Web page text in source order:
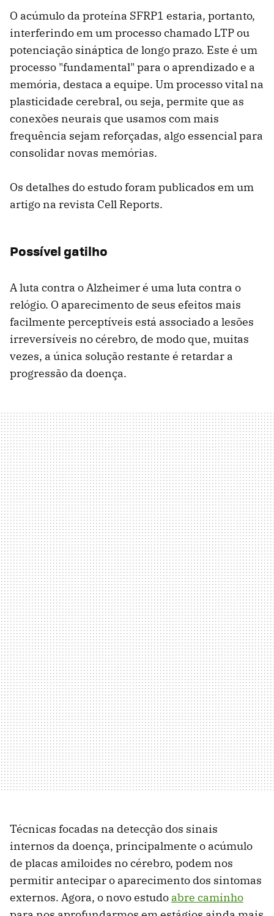
O acúmulo da proteína SFRP1 estaria, portanto,
interferindo em um processo chamado LTP ou
potenciação sináptica de longo prazo. Este é um
processo "fundamental" para o aprendizado e a
memória, destaca a equipe. Um processo vital na
plasticidade cerebral, ou seja, permite que as
conexões neurais que usamos com mais
frequência sejam reforçadas, algo essencial para
consolidar novas memórias.
Os detalhes do estudo foram publicados em um
artigo na revista Cell Reports.
Possível gatilho
A luta contra o Alzheimer é uma luta contra o
relógio. O aparecimento de seus efeitos mais
facilmente perceptíveis está associado a lesões
irreversíveis no cérebro, de modo que, muitas
vezes, a única solução restante é retardar a
progressão da doença.
Técnicas focadas na detecção dos sinais
internos da doença, principalmente o acúmulo
de placas amiloides no cérebro, podem nos
permitir antecipar o aparecimento dos sintomas
externos. Agora, o novo estudo abre caminho